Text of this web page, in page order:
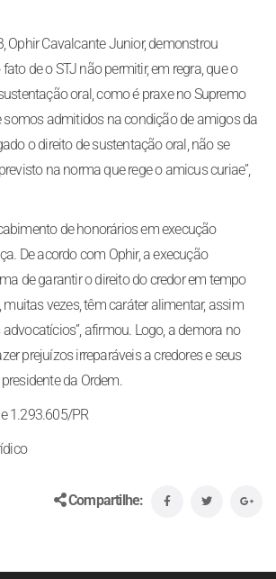
Ophir Cavalcante Junior, demonstrou
de o STJ não permitir, em regra, que o
oral, como é praxe no Supremo
somos admitidos na condição de amigos da
o direito de sustentação oral, não se
na norma que rege o amicus curiae”,
de honorários em execução
De acordo com Ophir, a execução
de garantir o direito do credor em tempo
muitas vezes, têm caráter alimentar, assim
afirmou. Logo, a demora no
prejuízos irreparáveis a credores e seus
da Ordem.
1.293.605/PR
Compartilhe: